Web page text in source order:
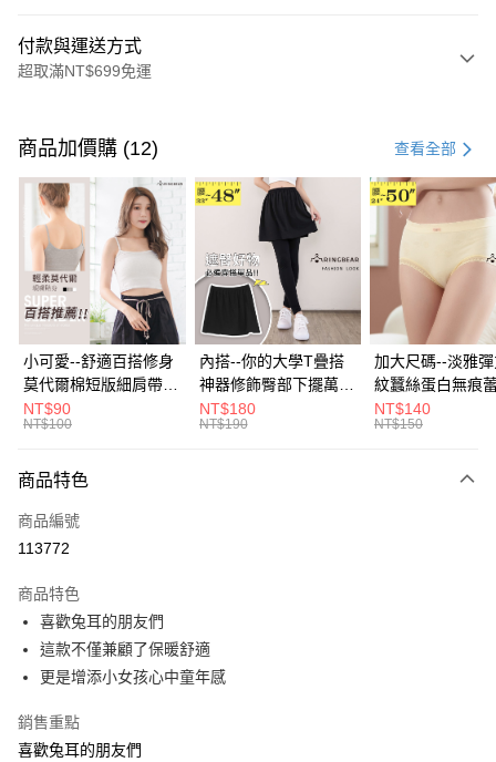
付款與運送方式
超取滿NT$699免運
信用卡一次付款
超商取貨付款
LINE Pay
Apple Pay
街口支付
悠遊付
Google Pay
全盈+PAY
大哥付你分期
【大哥付你分期使用說明】
1.本服務由台灣大哥大提供，台灣大哥大用戶可立即使用無須另外申請。
流程，驗證手機門號後，選擇欲分期的期數、繳款截止日，確認付款後即完
成交易。
3.實際核准額度、可分期數及費用金額請依後續交易確認頁面所載為準。
4.訂單成立30分鐘內，如未前往確認交易或遇審核未通過，訂單將自動取
法說明評估內容。
1.分期款項不併入電信帳單，「大哥付你分期」於每月結算日後寄送繳費提
醒簡訊。
AFTEE先享後付
【關於「AFTEE先享後付」】
AFTEE先享後付是「在收到商品之後才付款」的支付方式。 讓您購物簡單
便利好安心！
１．簡單：不需註冊會員、不需綁卡、不需儲值。
２．便利：只要手機號碼，簡訊認證，即可結帳。
【「AFTEE先享後付」結帳流程】
１．於結帳方式選擇「AFTEE先享後付」後，將跳轉至「AFTEE先享後付」
ATM付款
每筆NT$70，滿NT$699(含以上)免運費
商品加價購 (12) 查看全部
小可愛--舒適百搭修身
莫代爾棉短版細肩帶素
色背心(白.黑.灰L-2L)-
U582眼圈熊中大尺碼
NT$90
NT$100
內搭--你的大學T疊搭
神器修飾臀部下擺萬用
內搭裙/遮臀裙(黑2L-
6L)-Q155眼圈熊中大
NT$180
NT$190
加大尺碼--淡雅
紋蠶絲蛋白無痕
角內褲(白.粉.藍.
3L)-L28眼圈熊中
NT$140
NT$150
商品特色
商品編號
113772
商品特色
喜歡兔耳的朋友們
這款不僅兼顧了保暖舒適
更是增添小女孩心中童年感
銷售重點
喜歡兔耳的朋友們